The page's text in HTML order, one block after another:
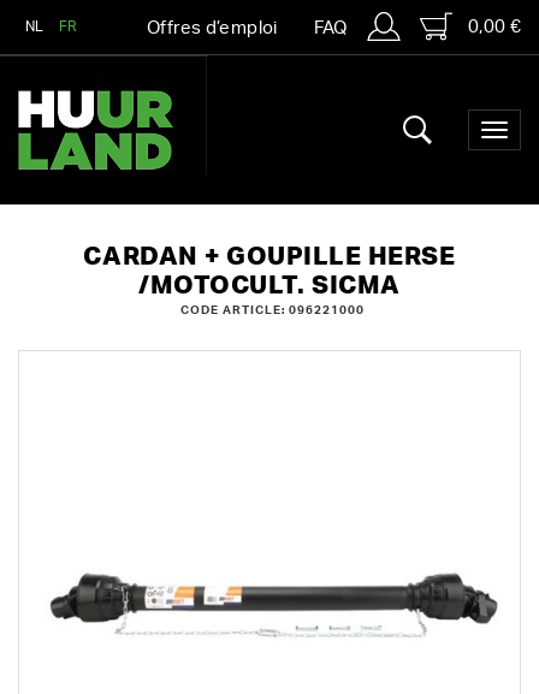
NL FR Offres d’emploi FAQ 0,00 €
CARDAN + GOUPILLE HERSE
/MOTOCULT. SICMA
CODE ARTICLE: 096221000